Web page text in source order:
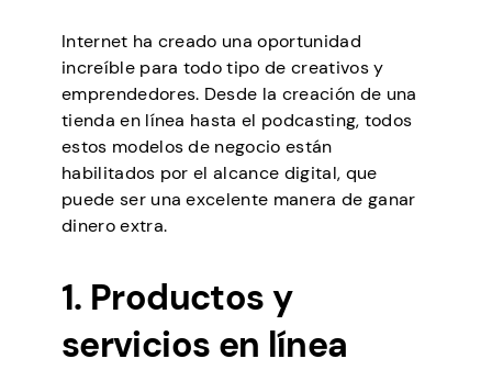
Internet ha creado una oportunidad
increíble para todo tipo de creativos y
emprendedores. Desde la creación de una
tienda en línea hasta el podcasting, todos
estos modelos de negocio están
habilitados por el alcance digital, que
puede ser una excelente manera de ganar
dinero extra.
1. Productos y
servicios en línea